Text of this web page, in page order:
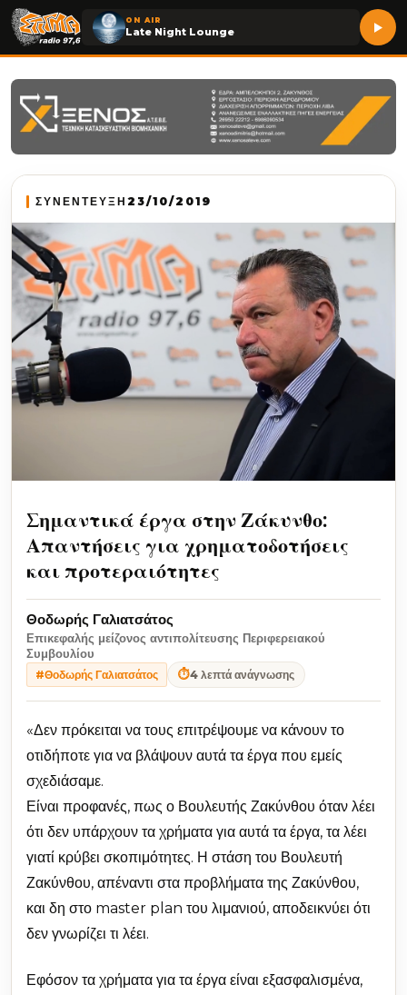
ON AIR
Late Night Lounge
ΣΥΝΕΝΤΕΥΞΗ 23/10/2019
Σημαντικά έργα στην Ζάκυνθο:
Απαντήσεις για χρηματοδοτήσεις
και προτεραιότητες
Θοδωρής Γαλιατσάτος
Επικεφαλής μείζονος αντιπολίτευσης Περιφερειακού
Συμβουλίου
#Θοδωρής Γαλιατσάτος ⏱4 λεπτά ανάγνωσης
«Δεν πρόκειται να τους επιτρέψουμε να κάνουν το
οτιδήποτε για να βλάψουν αυτά τα έργα που εμείς
σχεδιάσαμε.
Είναι προφανές, πως ο Βουλευτής Ζακύνθου όταν λέει
ότι δεν υπάρχουν τα χρήματα για αυτά τα έργα, τα λέει
γιατί κρύβει σκοπιμότητες. Η στάση του Βουλευτή
Ζακύνθου, απέναντι στα προβλήματα της Ζακύνθου,
και δη στο master plan του λιμανιού, αποδεικνύει ότι
δεν γνωρίζει τι λέει.
Εφόσον τα χρήματα για τα έργα είναι εξασφαλισμένα,